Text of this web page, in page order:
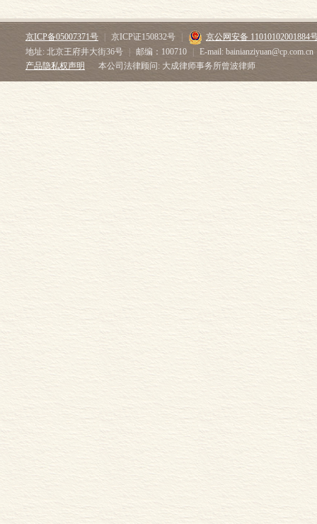
京ICP备05007371号 京ICP证150832号
京公网安备 11010102001884
地址: 北京王府井大街36号
邮编：100710
E-mail: bainianziyuan@cp.com.cn
产品隐私权声明
本公司法律顾问: 大成律师事务所曾波律师